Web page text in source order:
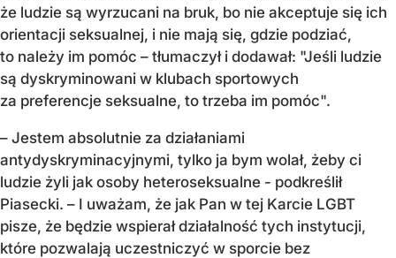
że ludzie są wyrzucani na bruk, bo nie akceptuje się ich
orientacji seksualnej, i nie mają się, gdzie podziać,
to należy im pomóc – tłumaczył i dodawał: "Jeśli ludzie
są dyskryminowani w klubach sportowych
za preferencje seksualne, to trzeba im pomóc".
– Jestem absolutnie za działaniami
antydyskryminacyjnymi, tylko ja bym wolał, żeby ci
ludzie żyli jak osoby heteroseksualne - podkreślił
Piasecki. – I uważam, że jak Pan w tej Karcie LGBT
pisze, że będzie wspierał działalność tych instytucji,
które pozwalają uczestniczyć w sporcie bez